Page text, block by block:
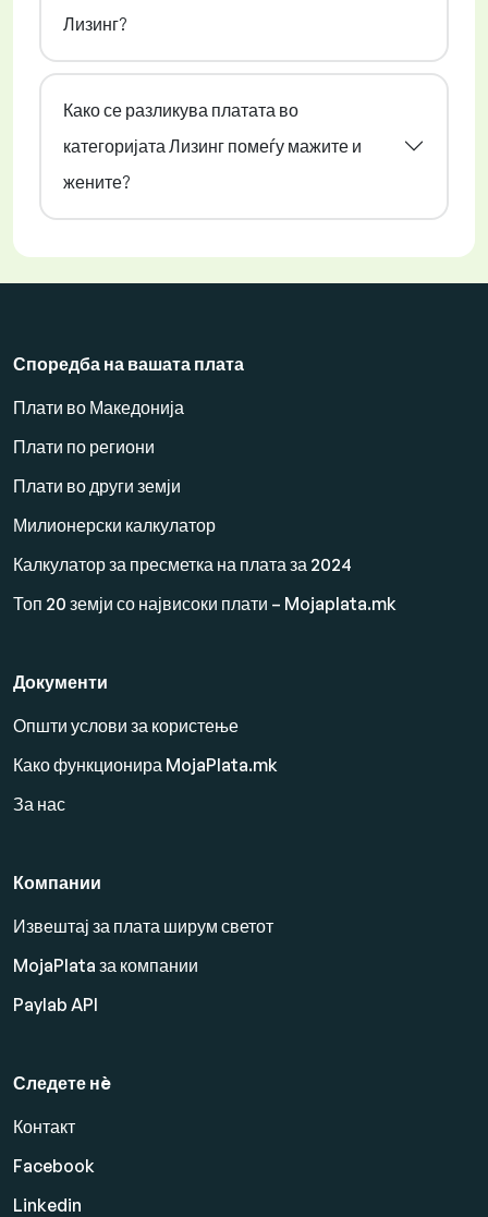
Лизинг?
Како се разликува платата во
категоријата Лизинг помеѓу мажите и
жените?
Споредба на вашата плата
Плати во Македонија
Плати по региони
Плати во други земји
Милионерски калкулатор
Калкулатор за пресметка на плата за 2024
Топ 20 земји со највисоки плати – Mojaplata.mk
Документи
Општи услови за користење
Како функционира MojaPlata.mk
За нас
Компании
Извештај за плата ширум светот
MojaPlata за компании
Paylab API
Следете нè
Контакт
Facebook
Linkedin